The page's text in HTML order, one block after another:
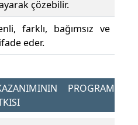
çözebilir.
farklı, bağımsız ve
eder.
PROGRAM